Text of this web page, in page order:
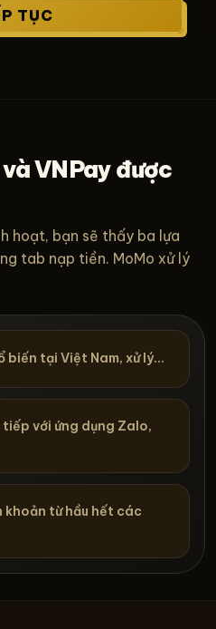
TỤC
VNPay được
hoạt, bạn sẽ thấy ba lựa
tab nạp tiền. MoMo xử lý
biến tại Việt Nam, xử lý...
với ứng dụng Zalo,
khoản từ hầu hết các